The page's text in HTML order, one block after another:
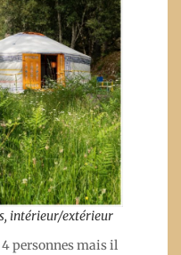
intérieur/extérieur
personnes mais il